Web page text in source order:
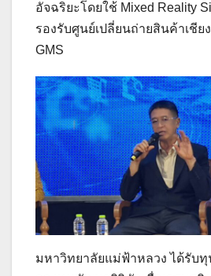
อัจฉริยะโดยใช้ Mixed Reality
รองรับศูนย์เปลี่ยนถ่ายสินค้าเชีย
GMS
มหาวิทยาลัยแม่ฟ้าหลวง ได้รับ